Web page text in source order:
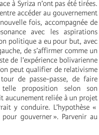
à Syriza n’ont pas été tirées.
accéder au gouvernement
fois, accompagnée de
avec les aspirations
politique a eu pour but, avec
de s’affirmer comme un
de l’expérience bolivarienne
peut qualifier de relativisme
de passe-passe, de faire
proposition selon son
aucunement reliée à un projet
y conduire. L’hypothèse «
gouverner ». Parvenir au